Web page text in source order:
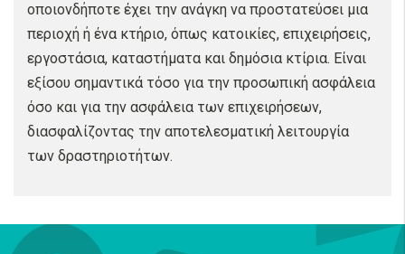
οποιονδήποτε έχει την ανάγκη να προστατεύσει μια
περιοχή ή ένα κτήριο, όπως κατοικίες, επιχειρήσεις,
εργοστάσια, καταστήματα και δημόσια κτίρια. Είναι
εξίσου σημαντικά τόσο για την προσωπική ασφάλεια
όσο και για την ασφάλεια των επιχειρήσεων,
διασφαλίζοντας την αποτελεσματική λειτουργία
των δραστηριοτήτων.